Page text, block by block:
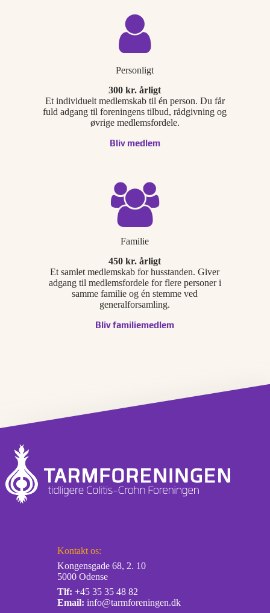
Personligt
300 kr. årligt
Et individuelt medlemskab til én person. Du får
fuld adgang til foreningens tilbud, rådgivning og
øvrige medlemsfordele.
Bliv medlem
Familie
450 kr. årligt
Et samlet medlemskab for husstanden. Giver
adgang til medlemsfordele for flere personer i
samme familie og én stemme ved
generalforsamling.
Bliv familiemedlem
Kontakt os:
Kongensgade 68, 2. 10
5000 Odense
Tlf: +45 35 35 48 82
Email: info@tarmforeningen.dk